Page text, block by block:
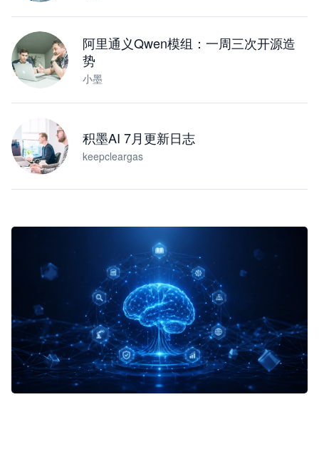
阿里通义Qwen模组：一周三次开源造
势
小墨
积墨AI 7月更新日志
keepcleargas